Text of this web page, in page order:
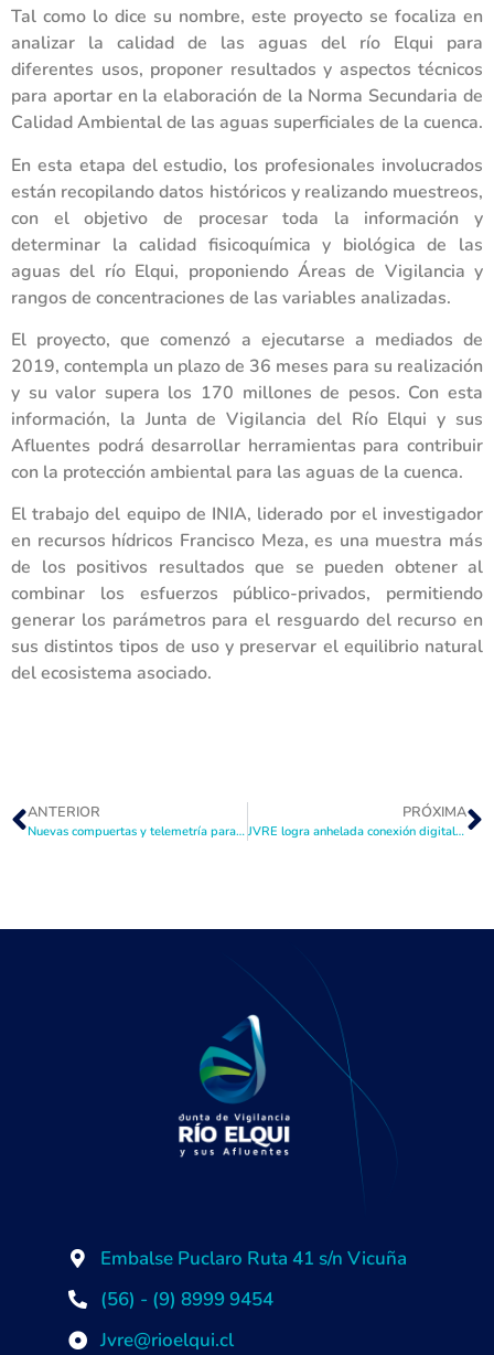
Tal como lo dice su nombre, este proyecto se focaliza en
analizar la calidad de las aguas del río Elqui para
diferentes usos, proponer resultados y aspectos técnicos
para aportar en la elaboración de la Norma Secundaria de
Calidad Ambiental de las aguas superficiales de la cuenca.
En esta etapa del estudio, los profesionales involucrados
están recopilando datos históricos y realizando muestreos,
con el objetivo de procesar toda la información y
determinar la calidad fisicoquímica y biológica de las
aguas del río Elqui, proponiendo Áreas de Vigilancia y
rangos de concentraciones de las variables analizadas.
El proyecto, que comenzó a ejecutarse a mediados de
2019, contempla un plazo de 36 meses para su realización
y su valor supera los 170 millones de pesos. Con esta
información, la Junta de Vigilancia del Río Elqui y sus
Afluentes podrá desarrollar herramientas para contribuir
con la protección ambiental para las aguas de la cuenca.
El trabajo del equipo de INIA, liderado por el investigador
en recursos hídricos Francisco Meza, es una muestra más
de los positivos resultados que se pueden obtener al
combinar los esfuerzos público-privados, permitiendo
generar los parámetros para el resguardo del recurso en
sus distintos tipos de uso y preservar el equilibrio natural
del ecosistema asociado.
ANTERIOR
Nuevas compuertas y telemetría para canales de la JVRE
PRÓXIMA
JVRE logra anhelada conexión digital con Embalse La Laguna
Embalse Puclaro Ruta 41 s/n Vicuña
(56) - (9) 8999 9454
Jvre@rioelqui.cl